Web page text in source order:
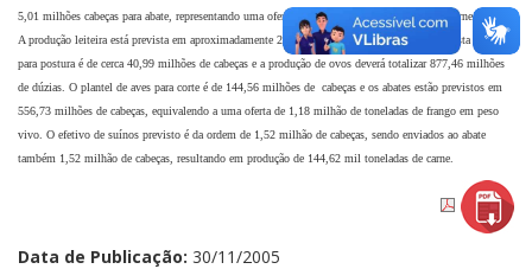
5,01 milhões cabeças para abate, representando uma oferta de 78,21
milhões de arrobas de carne bovina.
A produção leiteira está prevista em aproximadamente 2,13 bilhõesde litros. O plantel paulista de aves
para postura é de cerca 40,99 milhões de cabeças e a produção de ovos deverá totalizar 877,46 milhões
de dúzias. O plantel de aves para corte é de 144,56 milhões de cabeças e os abates estão previstos em
556,73 milhões de cabeças, equivalendo a uma oferta de 1,18 milhão de toneladas de frango em peso
vivo. O efetivo de suínos previsto é da ordem de 1,52 milhão de cabeças, sendo enviados ao abate
também 1,52 milhão de cabeças, resultando em produção de 144,62 mil toneladas de carne.
Data de Publicação: 30/11/2005